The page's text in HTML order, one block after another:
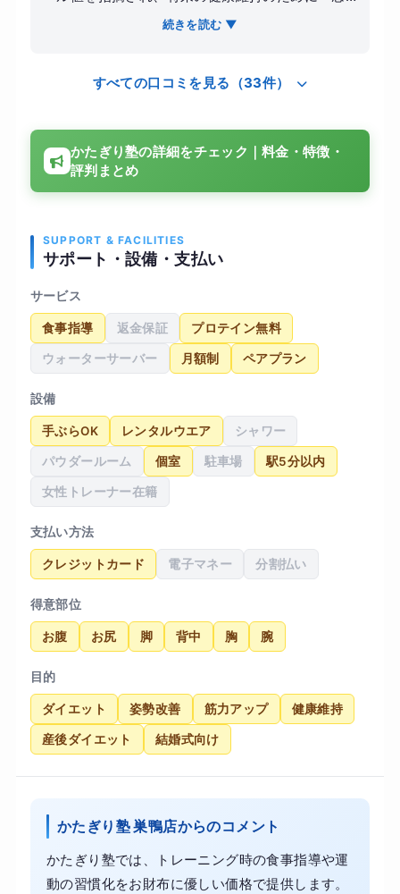
発起して自宅近くにあるこちらの店舗に通い始め
設定が最大の魅力です。トレーナーの方の指導も
にレベルを上げていってくれました。アロマの香
りが漂う清潔感のある空間で、毎回リフレッシュ
しながら体を動かすことができました。 【結果・
変化】通い始めて5ヶ月が経過し、体重は5キロ落
健康診断が楽しみになるほど体調が良く、コスパ
を重視しながら長く運動を続けたい自分にとって
最適な選択肢だったと確信しています。
続きを読む ▼
すべての口コミを見る（33件）
かたぎり塾の詳細をチェック｜料金・特徴・
評判まとめ
SUPPORT & FACILITIES
サポート・設備・支払い
サービス
食事指導 返金保証 プロテイン無料
ウォーターサーバー 月額制 ペアプラン
設備
手ぶらOK レンタルウエア シャワー
パウダールーム 個室 駐車場 駅5分以内
女性トレーナー在籍
支払い方法
クレジットカード 電子マネー 分割払い
得意部位
お腹 お尻 脚 背中 胸 腕
目的
ダイエット 姿勢改善 筋力アップ 健康維持
産後ダイエット 結婚式向け
かたぎり塾 巣鴨店からのコメント
かたぎり塾では、トレーニング時の食事指導や運
動の習慣化をお財布に優しい価格で提供します。